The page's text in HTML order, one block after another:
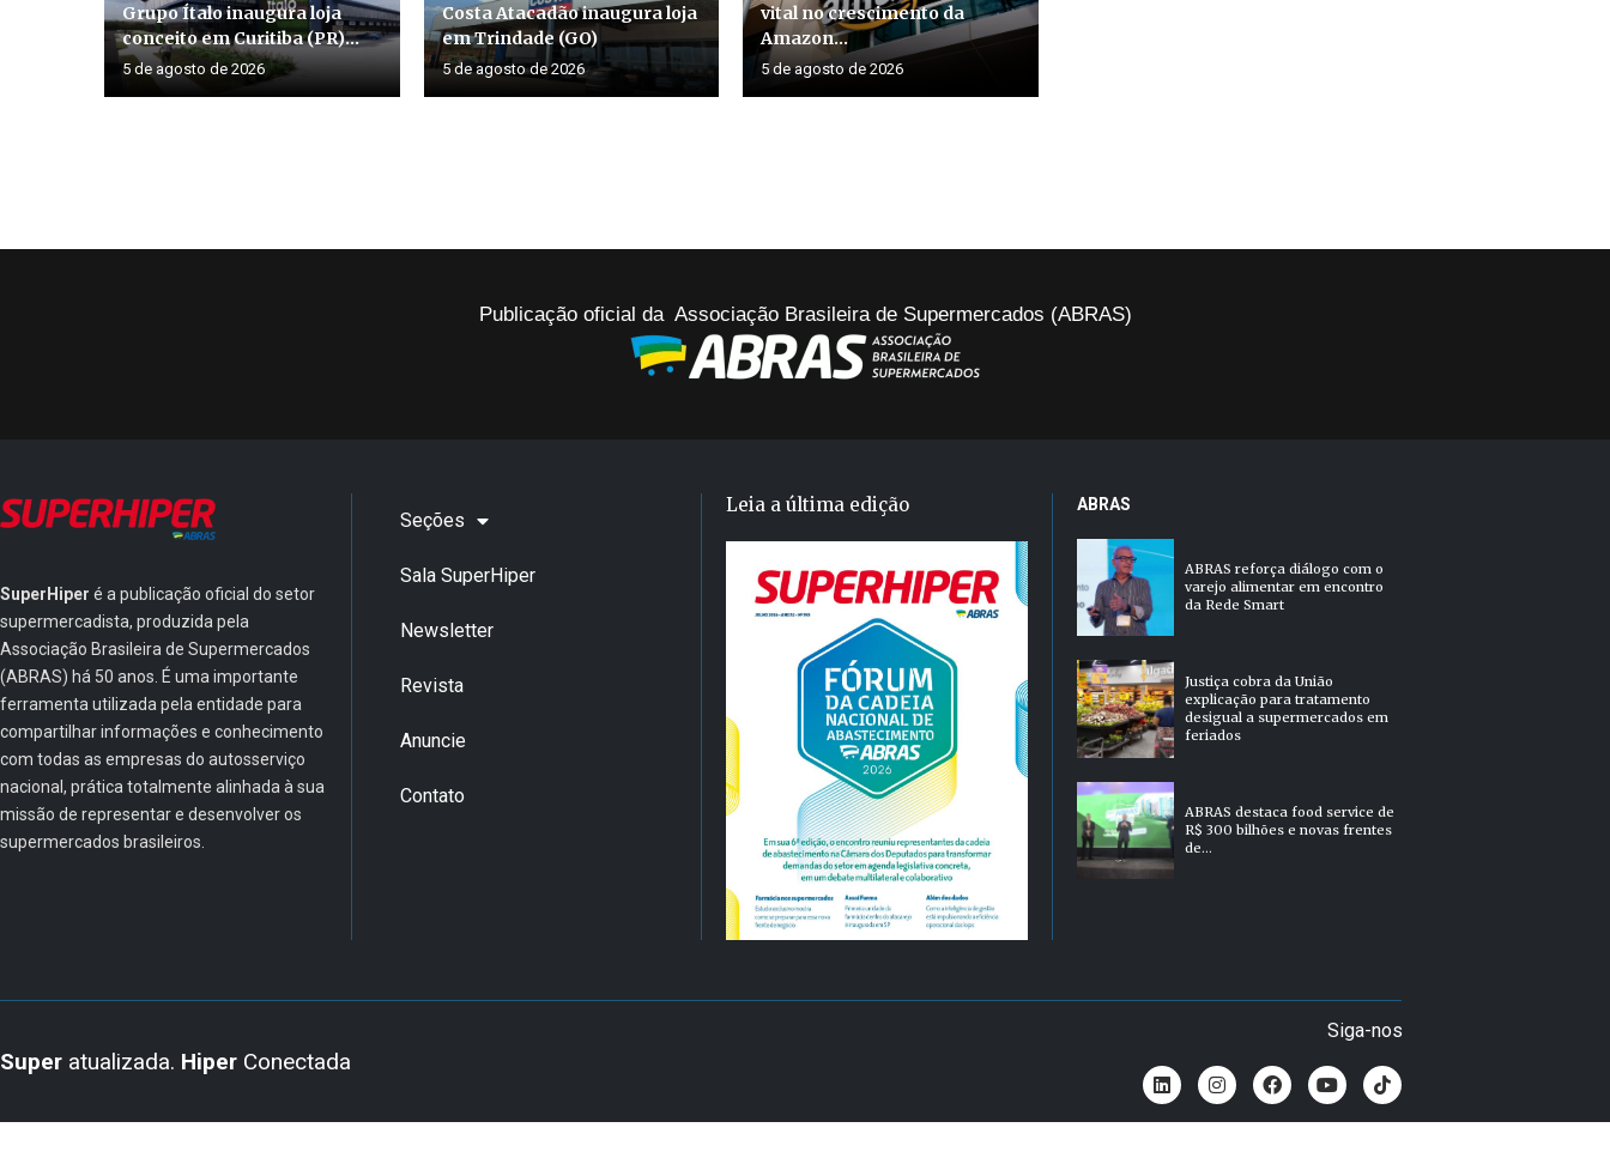
Grupo Ítalo inaugura loja
conceito em Curitiba (PR)...
5 de agosto de 2026
Costa Atacadão inaugura loja
em Trindade (GO)
5 de agosto de 2026
vital no crescimento da
Amazon...
5 de agosto de 2026
Publicação oficial da Associação Brasileira de Supermercados (ABRAS)
SuperHiper é a publicação oficial do setor
supermercadista, produzida pela
Associação Brasileira de Supermercados
(ABRAS) há 50 anos. É uma importante
ferramenta utilizada pela entidade para
compartilhar informações e conhecimento
com todas as empresas do autosserviço
nacional, prática totalmente alinhada à sua
missão de representar e desenvolver os
supermercados brasileiros.
Seções
Sala SuperHiper
Newsletter
Revista
Anuncie
Contato
Leia a última edição ABRAS
ABRAS reforça diálogo com o
varejo alimentar em encontro
da Rede Smart
Justiça cobra da União
explicação para tratamento
desigual a supermercados em
feriados
ABRAS destaca food service de
R$ 300 bilhões e novas frentes
de...
Super atualizada. Hiper Conectada
Siga-nos